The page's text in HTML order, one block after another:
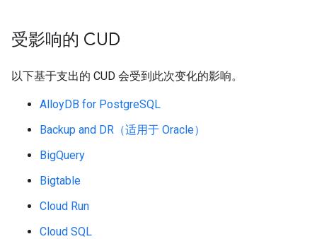
受影响的 CUD
以下基于支出的 CUD 会受到此次变化的影响。
AlloyDB for PostgreSQL
Backup and DR（适用于 Oracle）
BigQuery
Bigtable
Cloud Run
Cloud SQL